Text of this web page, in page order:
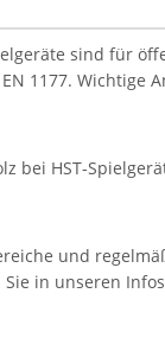
sind für
1177. Wichtige
HST-
und
in unseren